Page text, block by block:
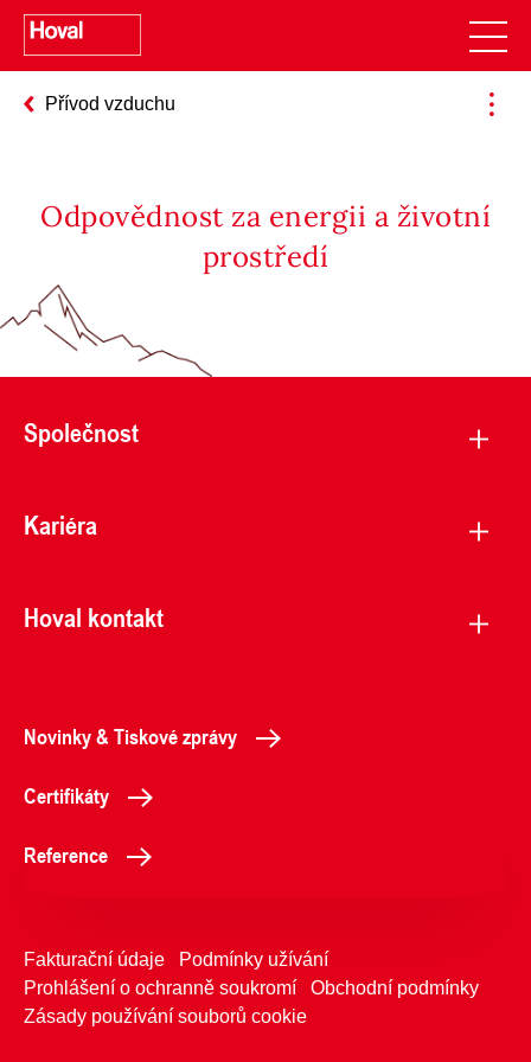
Přívod vzduchu
Odpovědnost za energii a životní
prostředí
Společnost
Kariéra
Hoval kontakt
Novinky & Tiskové zprávy
Certifikáty
Reference
Fakturační údaje
Podmínky užívání
Prohlášení o ochranně soukromí
Obchodní podmínky
Zásady používání souborů cookie